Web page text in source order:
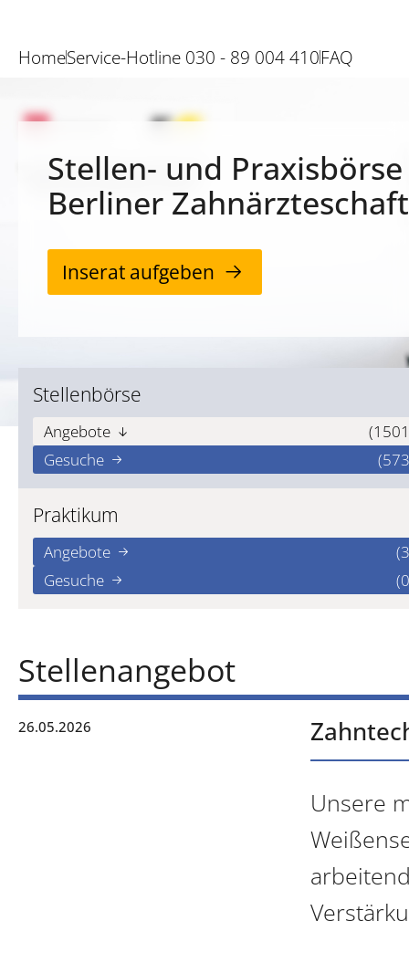
HomeService-Hotline 030 - 89 004 410FAQ
Stellen- und
Berliner Zahnärzteschaft
Inserat aufgeben
Stellenbörse
Angebote
Gesuche
Praktikum
Angebote
Gesuche
Stellenangebot
26.05.2026
Unsere